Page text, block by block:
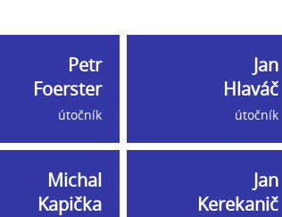
Petr
Foerster
útočník
Jan
Hlaváč
útočník
Michal
Kapička
Jan
Kerekanič